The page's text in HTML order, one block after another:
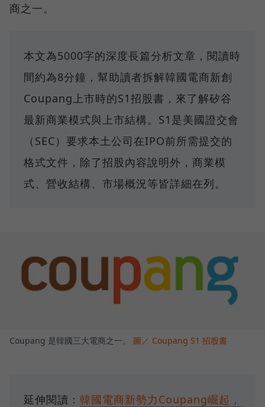
商之一。
本文為5000字的深度長篇分析文章，閱讀時
間約為8分鐘，幫助讀者拆解韓國電商新創
Coupang上市時的S1招股書，來了解矽谷
最新商業模式與上市結構。S1是美國證交會
（SEC）要求本土公司在IPO前所需提交的
格式文件，除了招股內容說明外，商業模
式、營收結構、市場概況等皆詳細在列。
Coupang 是韓國三大電商之一。 圖／ Coupang S1 招股書
延伸閱讀： 韓國電商新勢力Coupang崛起，